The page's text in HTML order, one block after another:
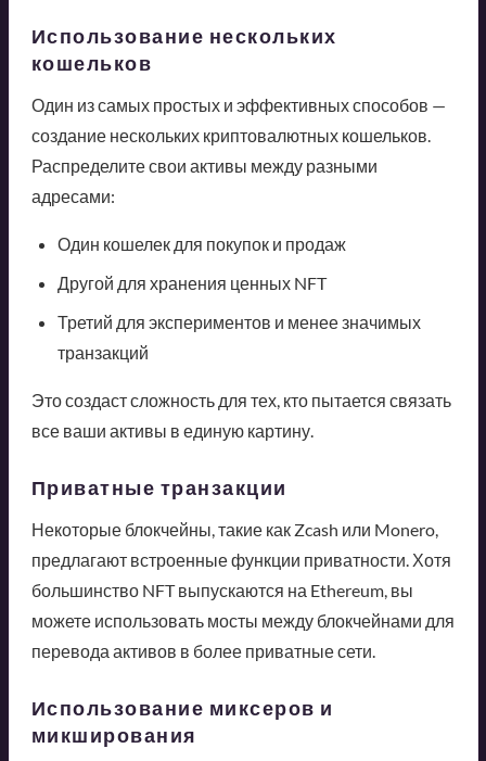
Использование нескольких
кошельков
Один из самых простых и эффективных способов —
создание нескольких криптовалютных кошельков.
Распределите свои активы между разными
адресами:
Один кошелек для покупок и продаж
Другой для хранения ценных NFT
Третий для экспериментов и менее значимых
транзакций
Это создаст сложность для тех, кто пытается связать
все ваши активы в единую картину.
Приватные транзакции
Некоторые блокчейны, такие как Zcash или Monero,
предлагают встроенные функции приватности. Хотя
большинство NFT выпускаются на Ethereum, вы
можете использовать мосты между блокчейнами для
перевода активов в более приватные сети.
Использование миксеров и
микширования